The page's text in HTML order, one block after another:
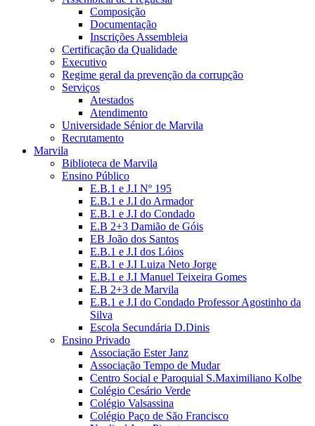
Composição
Documentação
Inscrições Assembleia
Certificação da Qualidade
Executivo
Regime geral da prevenção da corrupção
Serviços
Atestados
Atendimento
Universidade Sénior de Marvila
Recrutamento
Marvila
Biblioteca de Marvila
Ensino Público
E.B.1 e J.I Nº 195
E.B.1 e J.I do Armador
E.B.1 e J.I do Condado
E.B 2+3 Damião de Góis
EB João dos Santos
E.B.1 e J.I dos Lóios
E.B.1 e J.I Luiza Neto Jorge
E.B.1 e J.I Manuel Teixeira Gomes
E.B 2+3 de Marvila
E.B.1 e J.I do Condado Professor Agostinho da
Silva
Escola Secundária D.Dinis
Ensino Privado
Associação Ester Janz
Associação Tempo de Mudar
Centro Social e Paroquial S.Maximiliano Kolbe
Colégio Cesário Verde
Colégio Valsassina
Colégio Paço de São Francisco